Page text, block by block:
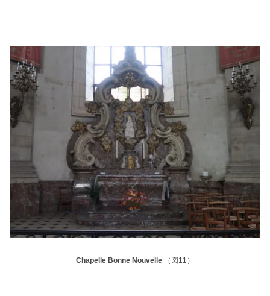
Chapelle Bonne Nouvelle （図11）